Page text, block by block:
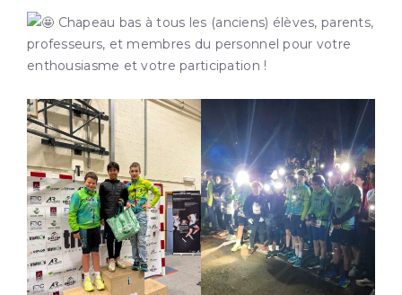
Chapeau bas à tous les (anciens) élèves, parents,
professeurs, et membres du personnel pour votre
enthousiasme et votre participation !